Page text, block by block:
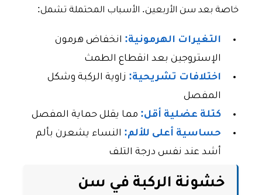
خاصة بعد سن الأربعين. الأسباب المحتملة تشمل:
التغيرات الهرمونية: انخفاض هرمون
الإستروجين بعد انقطاع الطمث
اختلافات تشريحية: زاوية الركبة وشكل
المفصل
كتلة عضلية أقل: مما يقلل حماية المفصل
حساسية أعلى للألم: النساء يشعرن بألم
أشد عند نفس درجة التلف
خشونة الركبة في سن